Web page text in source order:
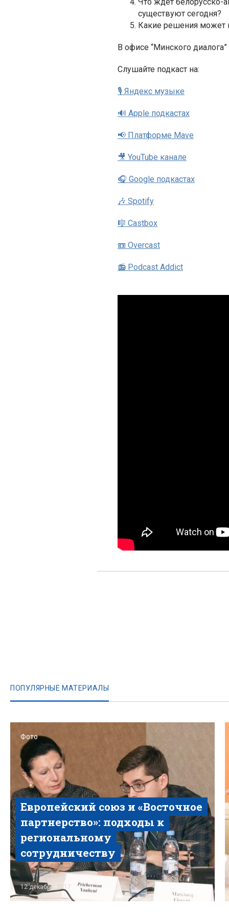
существуют сегодня?
Какие решения может
В офисе “Минского
Cлушайте подкаст на:
🎙 Яндекс музыке
🔊 Apple подкастах
📢 Платформе Mave
🎥 YouTube канале
🎧 Google подкастах
🎶 Spotify
🎼 Castbox
📼 Overcast
📻 Podcast Addict
ПОПУЛЯРНЫЕ МАТЕРИАЛЫ
Фото
Европейский союз и «Восточное
партнерство»: подходы к
региональному
сотрудничеству
12 декабря, 2017 Читать